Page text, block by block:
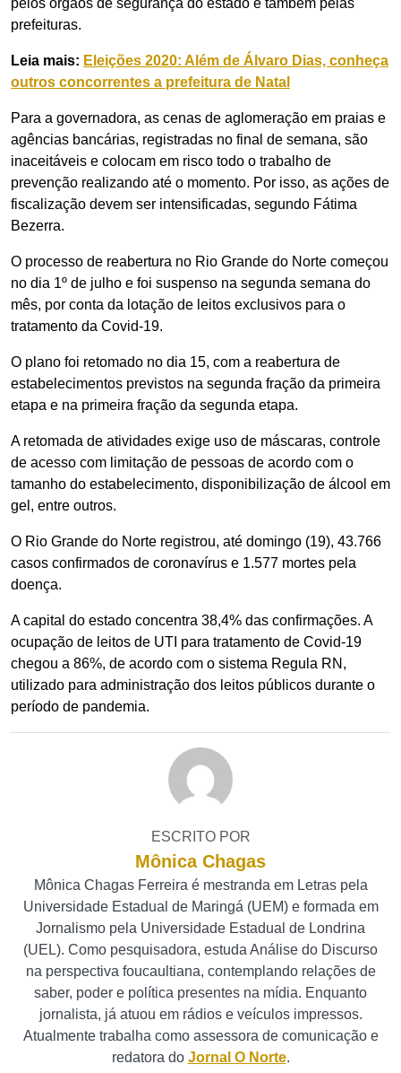
pelos órgãos de segurança do estado e também pelas
prefeituras.
Leia mais: Eleições 2020: Além de Álvaro Dias, conheça
outros concorrentes a prefeitura de Natal
Para a governadora, as cenas de aglomeração em praias e
agências bancárias, registradas no final de semana, são
inaceitáveis e colocam em risco todo o trabalho de
prevenção realizando até o momento. Por isso, as ações de
fiscalização devem ser intensificadas, segundo Fátima
Bezerra.
O processo de reabertura no Rio Grande do Norte começou
no dia 1º de julho e foi suspenso na segunda semana do
mês, por conta da lotação de leitos exclusivos para o
tratamento da Covid-19.
O plano foi retomado no dia 15, com a reabertura de
estabelecimentos previstos na segunda fração da primeira
etapa e na primeira fração da segunda etapa.
A retomada de atividades exige uso de máscaras, controle
de acesso com limitação de pessoas de acordo com o
tamanho do estabelecimento, disponibilização de álcool em
gel, entre outros.
O Rio Grande do Norte registrou, até domingo (19), 43.766
casos confirmados de coronavírus e 1.577 mortes pela
doença.
A capital do estado concentra 38,4% das confirmações. A
ocupação de leitos de UTI para tratamento de Covid-19
chegou a 86%, de acordo com o sistema Regula RN,
utilizado para administração dos leitos públicos durante o
período de pandemia.
ESCRITO POR
Mônica Chagas
Mônica Chagas Ferreira é mestranda em Letras pela
Universidade Estadual de Maringá (UEM) e formada em
Jornalismo pela Universidade Estadual de Londrina
(UEL). Como pesquisadora, estuda Análise do Discurso
na perspectiva foucaultiana, contemplando relações de
saber, poder e política presentes na mídia. Enquanto
jornalista, já atuou em rádios e veículos impressos.
Atualmente trabalha como assessora de comunicação e
redatora do Jornal O Norte.